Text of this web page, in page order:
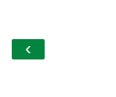
‹